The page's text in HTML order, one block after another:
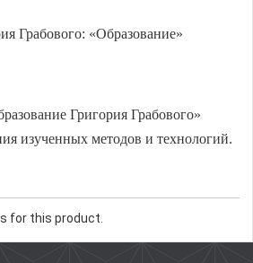
Грабового: «Образование»
Григория Грабового»
изученных методов и технологий.
for this product.